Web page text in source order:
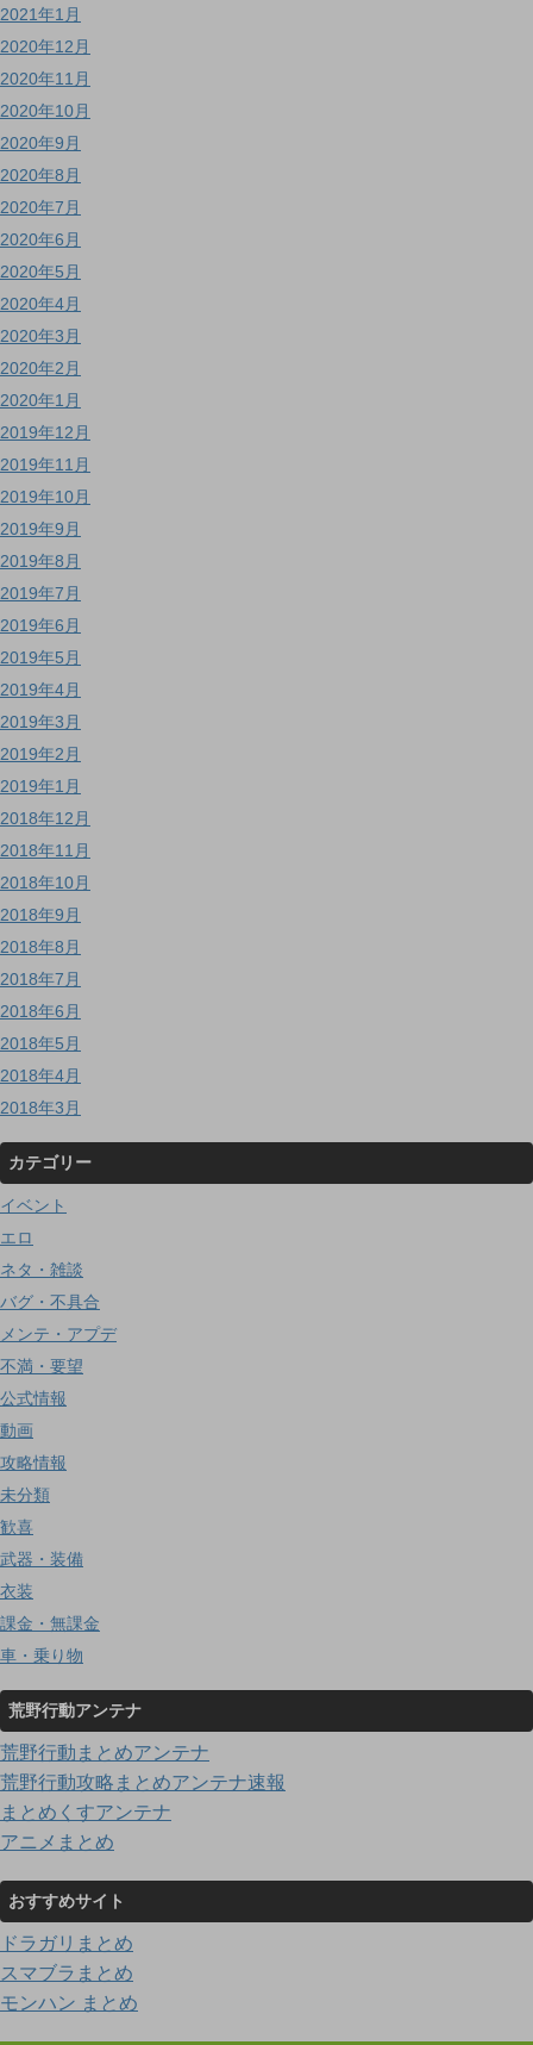
2021年1月
2020年12月
2020年11月
2020年10月
2020年9月
2020年8月
2020年7月
2020年6月
2020年5月
2020年4月
2020年3月
2020年2月
2020年1月
2019年12月
2019年11月
2019年10月
2019年9月
2019年8月
2019年7月
2019年6月
2019年5月
2019年4月
2019年3月
2019年2月
2019年1月
2018年12月
2018年11月
2018年10月
2018年9月
2018年8月
2018年7月
2018年6月
2018年5月
2018年4月
2018年3月
カテゴリー
イベント
エロ
ネタ・雑談
バグ・不具合
メンテ・アプデ
不満・要望
公式情報
動画
攻略情報
未分類
歓喜
武器・装備
衣装
課金・無課金
車・乗り物
荒野行動アンテナ
荒野行動まとめアンテナ
荒野行動攻略まとめアンテナ速報
まとめくすアンテナ
アニメまとめ
おすすめサイト
ドラガリまとめ
スマブラまとめ
モンハン まとめ